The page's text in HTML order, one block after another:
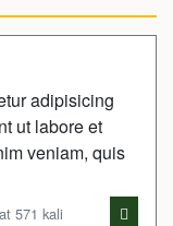
adipisicing
ut labore et
veniam, quis
571 kali